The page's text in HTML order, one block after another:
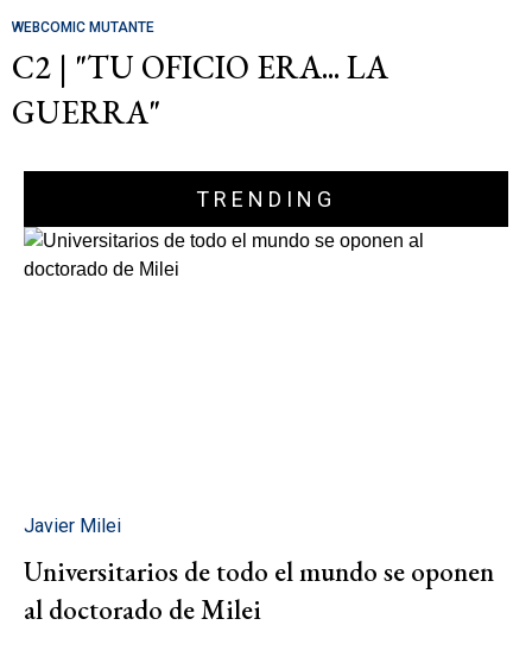
WEBCOMIC MUTANTE
C2 | "TU OFICIO ERA... LA
GUERRA"
TRENDING
Javier Milei
Universitarios de todo el mundo se oponen
al doctorado de Milei